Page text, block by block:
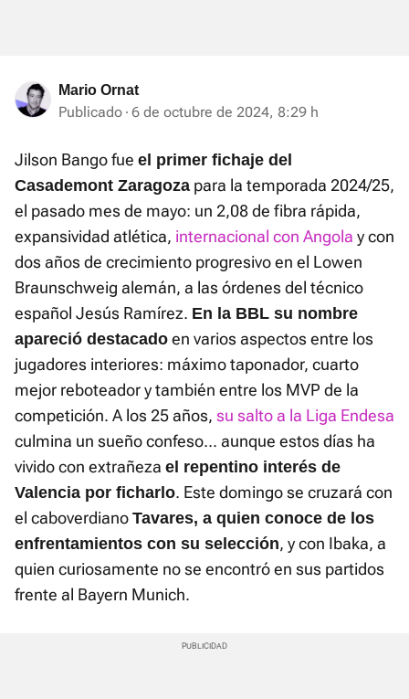
Mario Ornat
Publicado 6 de octubre de 2024, 8:29 h
Jilson Bango fue el primer fichaje del
Casademont Zaragoza para la temporada 2024/25,
el pasado mes de mayo: un 2,08 de fibra rápida,
expansividad atlética, internacional con Angola y con
dos años de crecimiento progresivo en el Lowen
Braunschweig alemán, a las órdenes del técnico
español Jesús Ramírez. En la BBL su nombre
apareció destacado en varios aspectos entre los
jugadores interiores: máximo taponador, cuarto
mejor reboteador y también entre los MVP de la
competición. A los 25 años, su salto a la Liga Endesa
culmina un sueño confeso... aunque estos días ha
vivido con extrañeza el repentino interés de
Valencia por ficharlo. Este domingo se cruzará con
el caboverdiano Tavares, a quien conoce de los
enfrentamientos con su selección, y con Ibaka, a
quien curiosamente no se encontró en sus partidos
frente al Bayern Munich.